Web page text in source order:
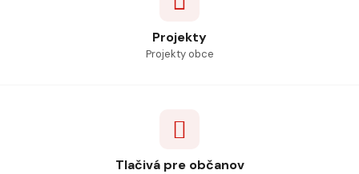
Projekty
Projekty obce
Tlačivá pre občanov